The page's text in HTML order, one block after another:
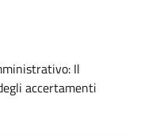
Il
accertamenti